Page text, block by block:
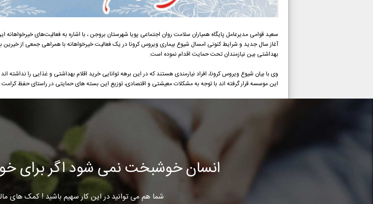
سعید قوامی مدیرعامل پایگاه همیاران سلامت روان اجتماعی پویا شهرستان بروجن ، با اشاره به فعالیت‌های
آغاز سال جدید و شرایط کنونی امسال شیوع بیماری ویروس کرونا در یک فعالیت خیرخواهانه با همراهی جمعی از خیرین
بهداشتی بین نیازمندان تحت حمایت اقدام نموده است.
وی با بیان شیوع ویروس کرونا، افراد نیارمندی هستند که در این برهه توانایی خرید اقلام بهداشتی و غذایی را
این موسسه قرار گرفته اند با توجه به مشکلات معیشتی و اقتصادی، توزیع این بسته های حمایتی در راستای حفظ کرامت
انسان خوشبخت نمی شود اگر برای
شما هم می توانید در این کار سهیم باشید ! کمک های